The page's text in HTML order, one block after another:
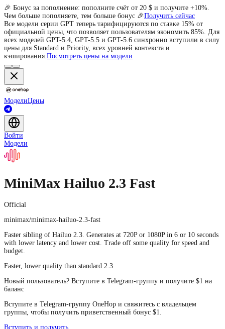
🎉 Бонус за пополнение: пополните счёт от 20 $ и получите +10%.
Чем больше пополняете, тем больше бонус 🎉Получить сейчас
Все модели серии GPT теперь тарифицируются по ставке 15% от
официальной цены, что позволяет пользователям экономить 85%. Для
всех моделей GPT-5.4, GPT-5.5 и GPT-5.6 синхронно вступили в силу
цены для Standard и Priority, всех уровней контекста и
кэширования.Посмотреть цены на модели
МоделиЦены
Войти
Модели
MiniMax Hailuo 2.3 Fast
Official
minimax/minimax-hailuo-2.3-fast
Faster sibling of Hailuo 2.3. Generates at 720P or 1080P in 6 or 10 seconds
with lower latency and lower cost. Trade off some quality for speed and
budget.
Faster, lower quality than standard 2.3
Новый пользователь? Вступите в Telegram-группу и получите $1 на
баланс
Вступите в Telegram-группу OneHop и свяжитесь с владельцем
группы, чтобы получить приветственный бонус $1.
Вступить и получить